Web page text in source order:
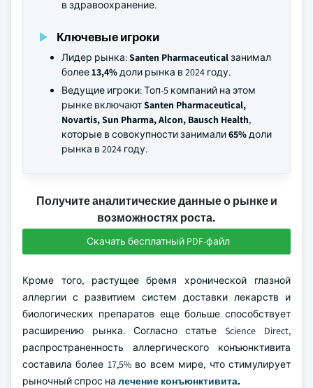
в здравоохранение.
Ключевые игроки
Лидер рынка:Santen Pharmaceuticalзанимал
более13,4%доли рынка в 2024 году.
Ведущие игроки: Топ-5 компаний на этом
рынке включаютSanten Pharmaceutical,
Novartis, Sun Pharma, Alcon, Bausch Health,
которые в совокупности занимали65%доли
рынка в 2024 году.
Получите аналитические данные о рынке и
возможностях роста.
Скачать бесплатный PDF-файл
Кроме того, растущее бремя хронической глазной
аллергии с развитием систем доставки лекарств и
биологических препаратов еще больше способствует
расширению рынка. Согласно статье Science Direct,
распространенность аллергического конъюнктивита
составила более 17,5% во всем мире, что стимулирует
рыночный спрос на лечение конъюнктивита.